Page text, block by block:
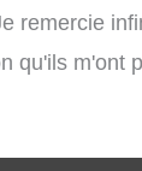
remercie
qu'ils m'ont